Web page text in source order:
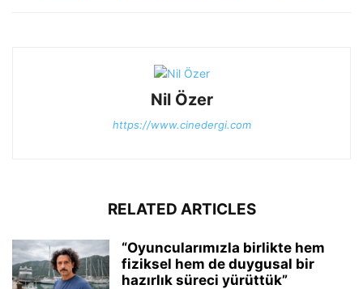
Nil Özer
https://www.cinedergi.com
RELATED ARTICLES
“Oyuncularımızla birlikte hem
fiziksel hem de duygusal bir
hazırlık süreci yürüttük”